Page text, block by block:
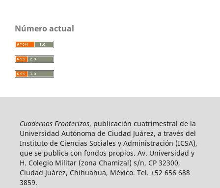
Número actual
Cuadernos Fronterizos, publicación cuatrimestral de la
Universidad Autónoma de Ciudad Juárez, a través del
Instituto de Ciencias Sociales y Administración (ICSA),
que se publica con fondos propios. Av. Universidad y
H. Colegio Militar (zona Chamizal) s/n, CP 32300,
Ciudad Juárez, Chihuahua, México. Tel. +52 656 688
3859.